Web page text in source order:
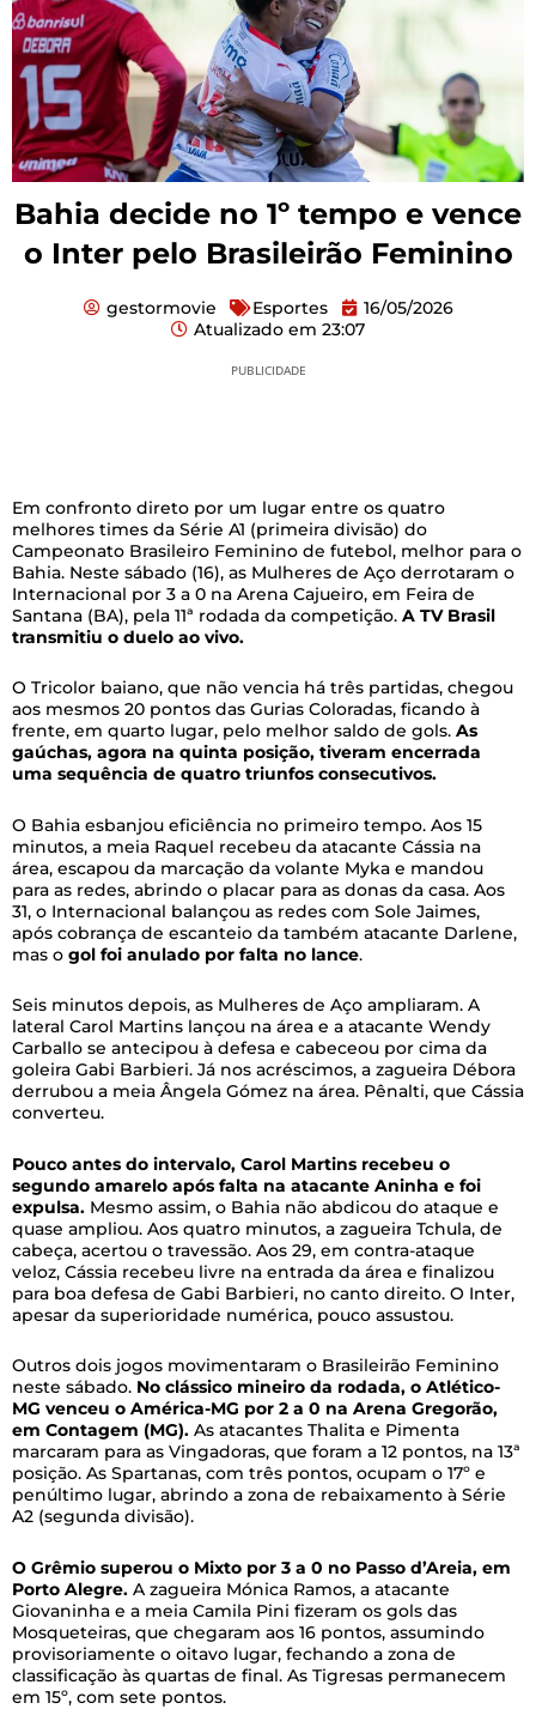
Bahia decide no 1º tempo e vence
o Inter pelo Brasileirão Feminino
gestormovie Esportes
16/05/2026
Atualizado em 23:07
PUBLICIDADE
Em confronto direto por um lugar entre os quatro
melhores times da Série A1 (primeira divisão) do
Campeonato Brasileiro Feminino de futebol, melhor para o
Bahia. Neste sábado (16), as Mulheres de Aço derrotaram o
Internacional por 3 a 0 na Arena Cajueiro, em Feira de
Santana (BA), pela 11ª rodada da competição. A TV Brasil
transmitiu o duelo ao vivo.
O Tricolor baiano, que não vencia há três partidas, chegou
aos mesmos 20 pontos das Gurias Coloradas, ficando à
frente, em quarto lugar, pelo melhor saldo de gols. As
gaúchas, agora na quinta posição, tiveram encerrada
uma sequência de quatro triunfos consecutivos.
O Bahia esbanjou eficiência no primeiro tempo. Aos 15
minutos, a meia Raquel recebeu da atacante Cássia na
área, escapou da marcação da volante Myka e mandou
para as redes, abrindo o placar para as donas da casa. Aos
31, o Internacional balançou as redes com Sole Jaimes,
após cobrança de escanteio da também atacante Darlene,
mas o gol foi anulado por falta no lance.
Seis minutos depois, as Mulheres de Aço ampliaram. A
lateral Carol Martins lançou na área e a atacante Wendy
Carballo se antecipou à defesa e cabeceou por cima da
goleira Gabi Barbieri. Já nos acréscimos, a zagueira Débora
derrubou a meia Ângela Gómez na área. Pênalti, que Cássia
converteu.
Pouco antes do intervalo, Carol Martins recebeu o
segundo amarelo após falta na atacante Aninha e foi
expulsa. Mesmo assim, o Bahia não abdicou do ataque e
quase ampliou. Aos quatro minutos, a zagueira Tchula, de
cabeça, acertou o travessão. Aos 29, em contra-ataque
veloz, Cássia recebeu livre na entrada da área e finalizou
para boa defesa de Gabi Barbieri, no canto direito. O Inter,
apesar da superioridade numérica, pouco assustou.
Outros dois jogos movimentaram o Brasileirão Feminino
neste sábado. No clássico mineiro da rodada, o Atlético-
MG venceu o América-MG por 2 a 0 na Arena Gregorão,
em Contagem (MG). As atacantes Thalita e Pimenta
marcaram para as Vingadoras, que foram a 12 pontos, na 13ª
posição. As Spartanas, com três pontos, ocupam o 17º e
penúltimo lugar, abrindo a zona de rebaixamento à Série
A2 (segunda divisão).
O Grêmio superou o Mixto por 3 a 0 no Passo d’Areia, em
Porto Alegre. A zagueira Mónica Ramos, a atacante
Giovaninha e a meia Camila Pini fizeram os gols das
Mosqueteiras, que chegaram aos 16 pontos, assumindo
provisoriamente o oitavo lugar, fechando a zona de
classificação às quartas de final. As Tigresas permanecem
em 15º, com sete pontos.